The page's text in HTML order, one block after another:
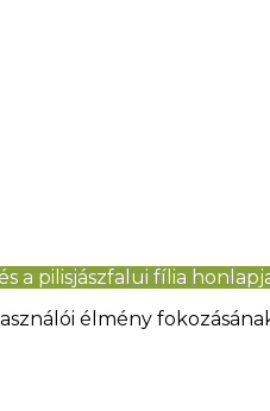
a pilisjászfalui fília
élmény